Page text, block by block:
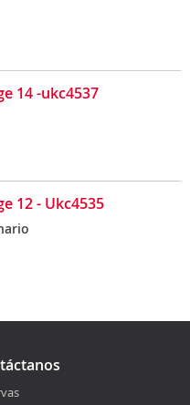
14 -ukc4537
12 - Ukc4535